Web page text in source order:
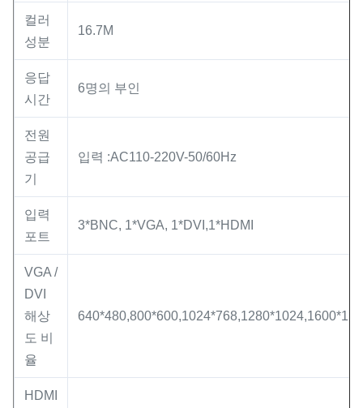
컬러
성분
16.7M
응답
시간
6명의 부인
전원
공급
기
입력 :AC110-220V-50/60Hz
입력
포트
3*BNC, 1*VGA, 1*DVI,1*HDMI
VGA /
DVI
해상
도 비
율
HDMI